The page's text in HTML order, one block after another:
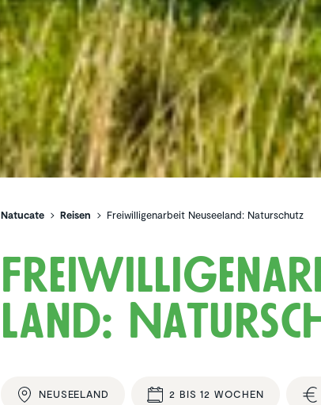
Natucate Reisen Freiwil­li­gen­ar­beit Neuseeland: Naturschutz
land:
NEUSEE­LAND 2 BIS 12 WOCHEN